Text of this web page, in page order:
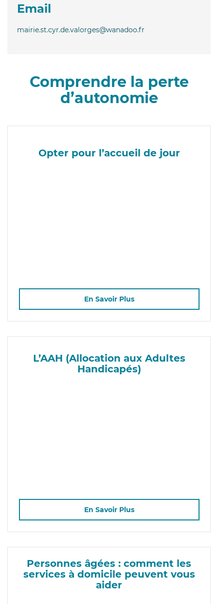
Email
mairie.st.cyr.de.valorges@wanadoo.fr
Comprendre la perte
d’autonomie
Opter pour l’accueil de jour
En Savoir Plus
L’AAH (Allocation aux Adultes
Handicapés)
En Savoir Plus
Personnes âgées : comment les
services à domicile peuvent vous
aider